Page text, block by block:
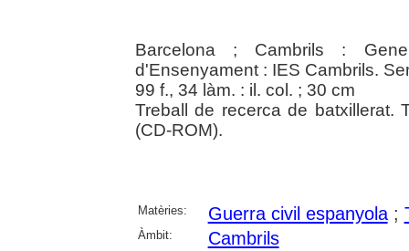
Barcelona ; Cambrils :
d'Ensenyament : IES Cambrils.
99 f., 34 làm. : il. col. ; 30 cm
Treball de recerca de batxillerat.
(CD-ROM).
Matèries: Guerra civil espanyola;
Àmbit: Cambrils